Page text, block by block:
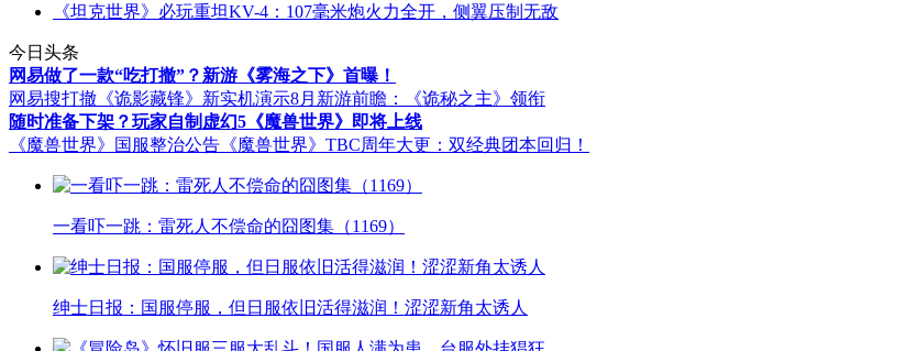
《坦克世界》必玩重坦KV-4：107毫米炮火力全开，侧翼压制无敌
今日头条
网易做了一款“吃打撤”？新游《雾海之下》首曝！
网易搜打撤《诡影藏锋》新实机演示8月新游前瞻：《诡秘之主》领衔
随时准备下架？玩家自制虚幻5《魔兽世界》即将上线
《魔兽世界》国服整治公告 《魔兽世界》TBC周年大更：双经典团本回归！
一看吓一跳：雷死人不偿命的囧图集（1169）
绅士日报：国服停服，但日服依旧活得滋润！涩涩新角太诱人